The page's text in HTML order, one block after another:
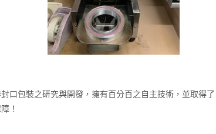
口包裝之研究與開發，擁有百分百之自主技術，並取得
！